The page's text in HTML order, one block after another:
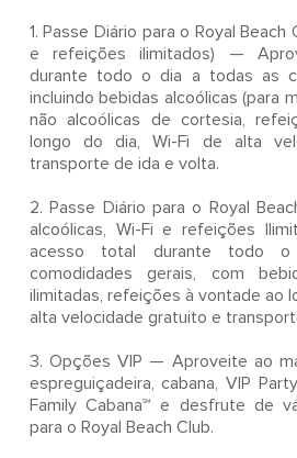
1. Passe Diário para o Royal Beach
e refeições ilimitados) —
durante todo o dia a todas as
incluindo bebidas alcoólicas (para
não alcoólicas de cortesia,
longo do dia, Wi-Fi de alta
transporte de ida e volta.
2. Passe Diário para o Royal
alcoólicas, Wi-Fi e refeições
acesso total durante todo
comodidades gerais, com
ilimitadas, refeições à vontade ao
alta velocidade gratuito e
3. Opções VIP — Aproveite ao
espreguiçadeira, cabana, VIP
Family Cabana℠ e desfrute de
para o Royal Beach Club.